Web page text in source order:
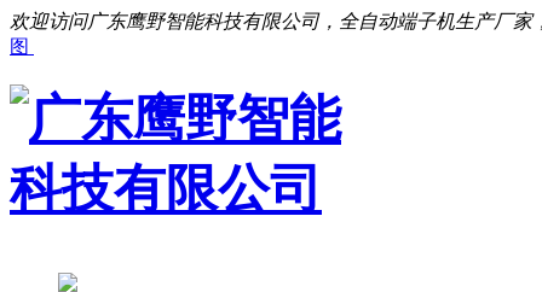
欢迎访问广东鹰野智能科技有限公司，全自动端子机生产厂家
图